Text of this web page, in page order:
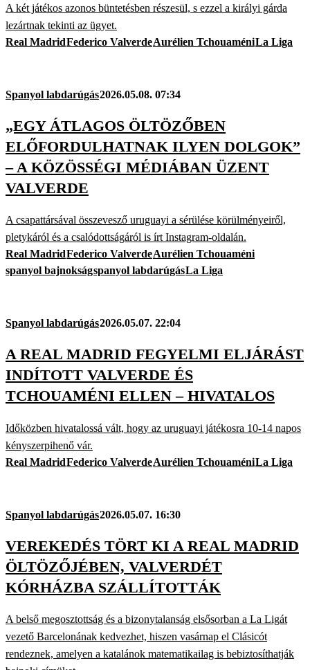
A két játékos azonos büntetésben részesül, s ezzel a királyi gárda
lezártnak tekinti az ügyet.
Real MadridFederico ValverdeAurélien TchouaméniLa Liga
Spanyol labdarúgás2026.05.08. 07:34
„EGY ÁTLAGOS ÖLTÖZŐBEN
ELŐFORDULHATNAK ILYEN DOLGOK”
– A KÖZÖSSÉGI MÉDIÁBAN ÜZENT
VALVERDE
A csapattársával összevesző uruguayi a sérülése körülményeiről,
pletykáról és a csalódottságáról is írt Instagram-oldalán.
Real MadridFederico ValverdeAurélien Tchouaméni
spanyol bajnokságspanyol labdarúgásLa Liga
Spanyol labdarúgás2026.05.07. 22:04
A REAL MADRID FEGYELMI ELJÁRÁST
INDÍTOTT VALVERDE ÉS
TCHOUAMÉNI ELLEN – HIVATALOS
Időközben hivatalossá vált, hogy az uruguayi játékosra 10-14 napos
kényszerpihenő vár.
Real MadridFederico ValverdeAurélien TchouaméniLa Liga
Spanyol labdarúgás2026.05.07. 16:30
VEREKEDÉS TÖRT KI A REAL MADRID
ÖLTÖZŐJÉBEN, VALVERDÉT
KÓRHÁZBA SZÁLLÍTOTTÁK
A belső megosztottság és a bizonytalanság elsősorban a La Ligát
vezető Barcelonának kedvezhet, hiszen vasárnap el Clásicót
rendeznek, amelyen a katalánok matematikailag is bebiztosíthatják